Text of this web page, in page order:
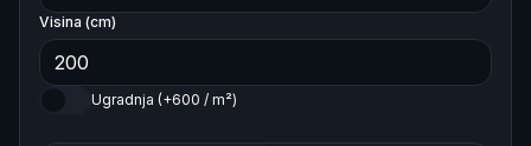
Visina (cm)
Ugradnja (+600 / m²)